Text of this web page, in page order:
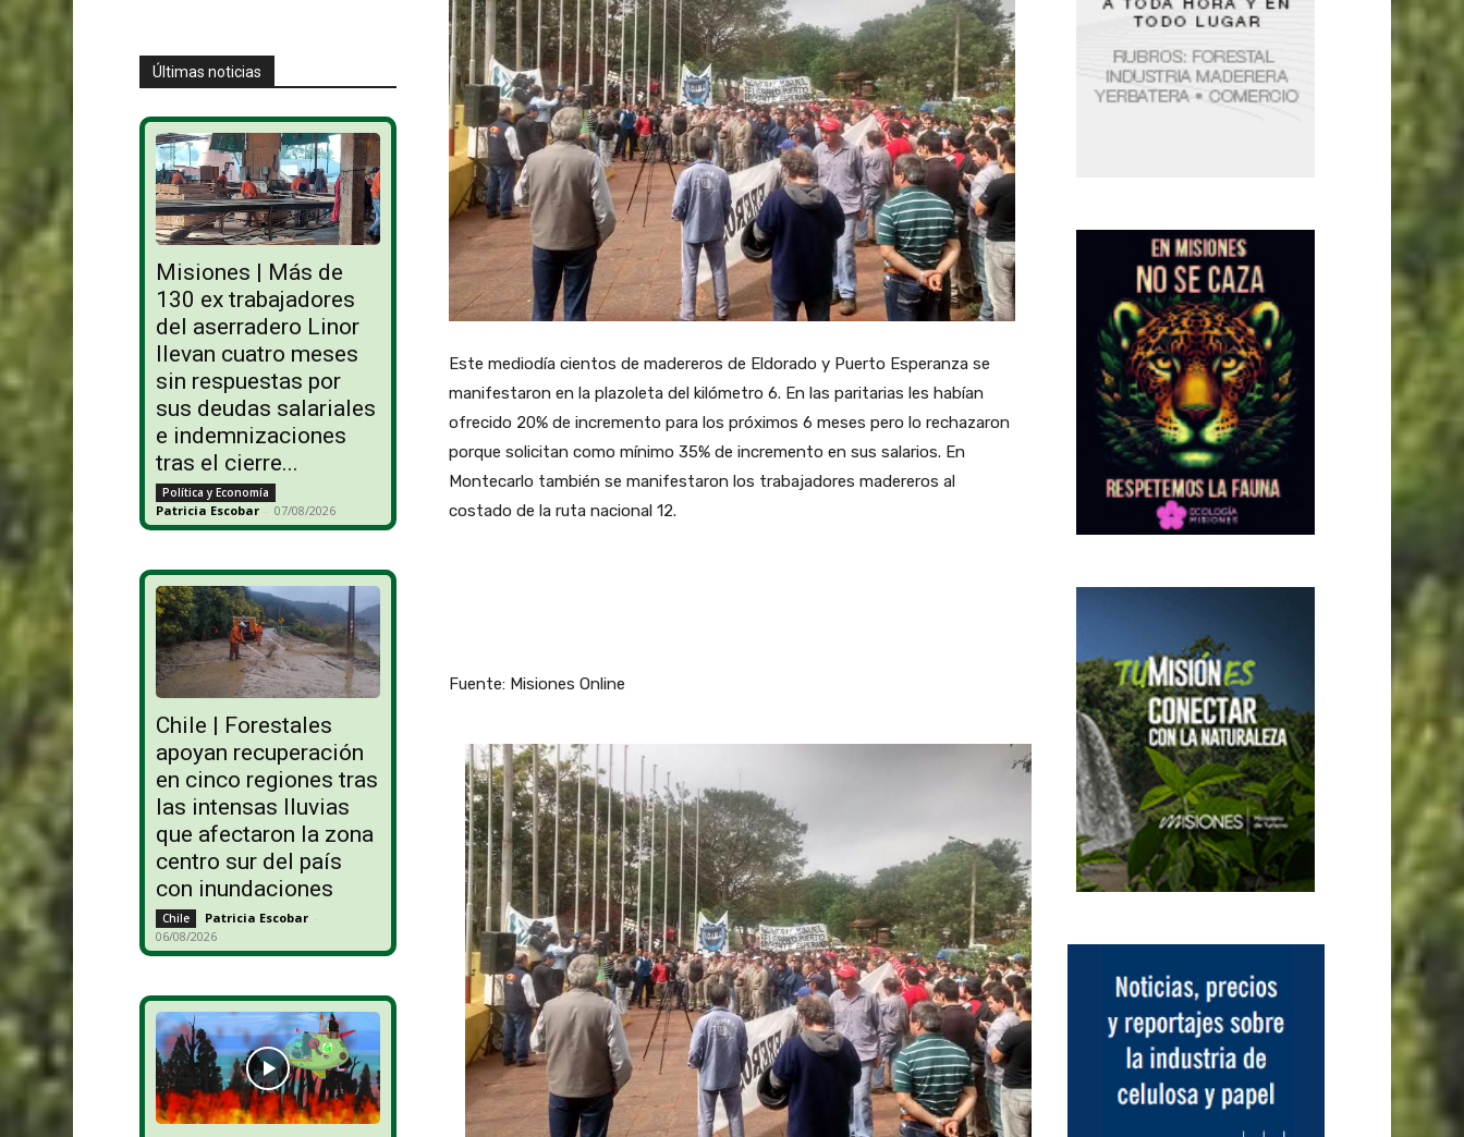
Últimas noticias
Misiones | Más de
130 ex trabajadores
del aserradero Linor
llevan cuatro meses
sin respuestas por
sus deudas salariales
e indemnizaciones
tras el cierre...
Política y Economía
Patricia Escobar - 07/08/2026
Chile | Forestales
apoyan recuperación
en cinco regiones tras
las intensas lluvias
que afectaron la zona
centro sur del país
con inundaciones
Chile Patricia Escobar -
06/08/2026
Este mediodía cientos de madereros de Eldorado y Puerto Esperanza se
manifestaron en la plazoleta del kilómetro 6. En las paritarias les habían
ofrecido 20% de incremento para los próximos 6 meses pero lo rechazaron
porque solicitan como mínimo 35% de incremento en sus salarios. En
Montecarlo también se manifestaron los trabajadores madereros al
costado de la ruta nacional 12.
Fuente: Misiones Online